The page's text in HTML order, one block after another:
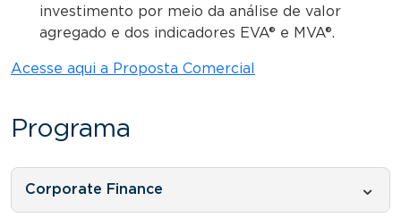
investimento por meio da análise de valor
agregado e dos indicadores EVA® e MVA®.
Acesse aqui a Proposta Comercial
Programa
Corporate Finance